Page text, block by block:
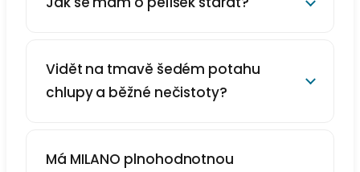
Vidět na tmavě šedém potahu
chlupy a běžné nečistoty?
Má MILANO plnohodnotnou